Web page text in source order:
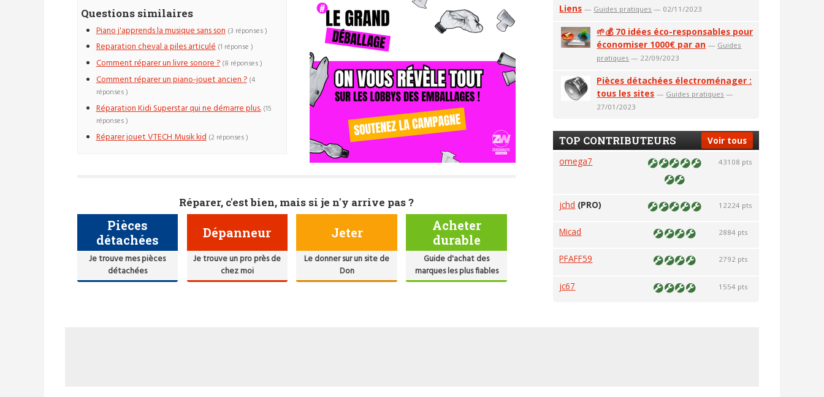
Questions similaires
Piano j'apprends la musique sans son (3 réponses )
Reparation cheval a piles articulé (1 réponse )
Comment réparer un livre sonore ? (8 réponses )
Comment réparer un piano-jouet ancien ? (4
réponses )
Réparation Kidi Superstar qui ne démarre plus. (15
réponses )
Réparer jouet VTECH Musik kid (2 réponses )
Réparer, c'est bien, mais si je n'y arrive pas ?
Pièces
détachées
Je trouve mes pièces
détachées
Dépanneur
Je trouve un pro près de
chez moi
Jeter
Le donner sur un site de
Don
Acheter
durable
Guide d'achat des
marques les plus fiables
Liens — Guides pratiques — 02/11/2023
🌱💰 70 idées éco-responsables pour
économiser 1000€ par an — Guides
pratiques — 22/09/2023
Pièces détachées électroménager :
tous les sites — Guides pratiques —
27/01/2023
Voir tous
TOP CONTRIBUTEURS
omega7 43108 pts
jchd (PRO) 12224 pts
Micad 2884 pts
PFAFF59 2792 pts
jc67 1554 pts